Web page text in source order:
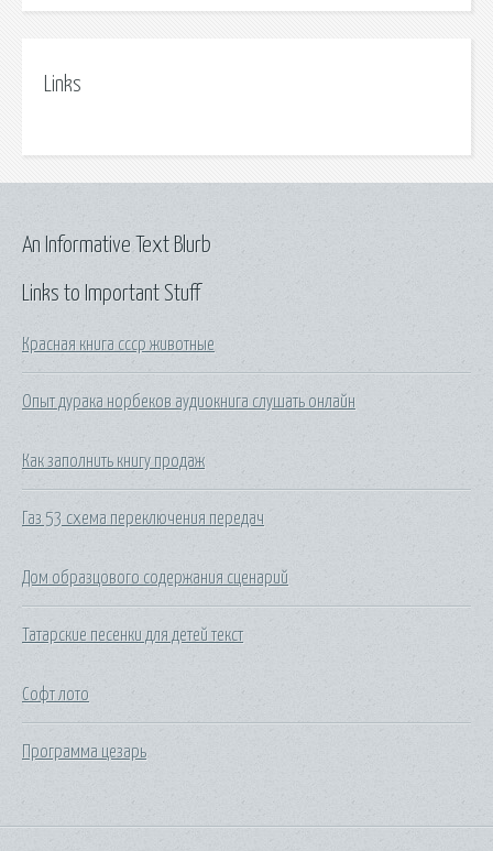
Links
Links to Important Stuff
Красная книга ссср животные
Опыт дурака норбеков аудиокнига слушать онлайн
Как заполнить книгу продаж
Газ 53 схема переключения передач
Дом образцового содержания сценарий
Татарские песенки для детей текст
Софт лото
Программа цезарь
An Informative Text Blurb